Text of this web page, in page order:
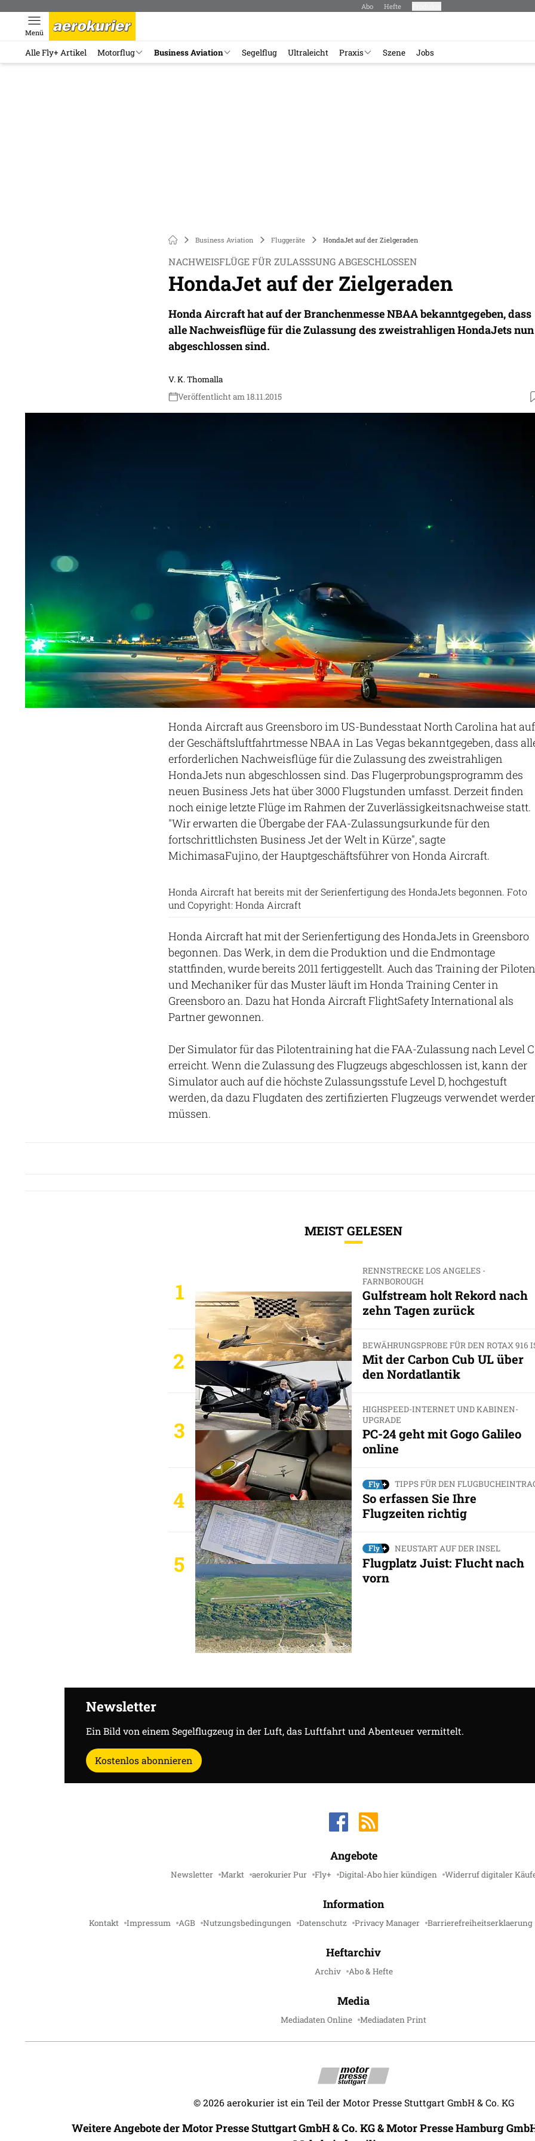
Abo Hefte
Menü
Alle Fly+ Artikel Motorflug Business Aviation Segelflug Ultraleicht Praxis Szene Jobs
Business Aviation Fluggeräte HondaJet auf der Zielgeraden
NACHWEISFLÜGE FÜR ZULASSSUNG ABGESCHLOSSEN
HondaJet auf der Zielgeraden
Honda Aircraft hat auf der Branchenmesse NBAA bekanntgegeben, dass
alle Nachweisflüge für die Zulassung des zweistrahligen HondaJets nun
abgeschlossen sind.
V. K. Thomalla
Veröffentlicht am 18.11.2015
Honda Aircraft aus Greensboro im US-Bundesstaat North Carolina hat auf
der Geschäftsluftfahrtmesse NBAA in Las Vegas bekanntgegeben, dass
erforderlichen Nachweisflüge für die Zulassung des zweistrahligen
HondaJets nun abgeschlossen sind. Das Flugerprobungsprogramm des
neuen Business Jets hat über 3000 Flugstunden umfasst. Derzeit finden
noch einige letzte Flüge im Rahmen der Zuverlässigkeitsnachweise statt.
"Wir erwarten die Übergabe der FAA-Zulassungsurkunde für den
fortschrittlichsten Business Jet der Welt in Kürze", sagte
MichimasaFujino, der Hauptgeschäftsführer von Honda Aircraft.
Honda Aircraft hat bereits mit der Serienfertigung des HondaJets begonnen. Foto
und Copyright: Honda Aircraft
Honda Aircraft hat mit der Serienfertigung des HondaJets in Greensboro
begonnen. Das Werk, in dem die Produktion und die Endmontage
stattfinden, wurde bereits 2011 fertiggestellt. Auch das Training der Piloten
und Mechaniker für das Muster läuft im Honda Training Center in
Greensboro an. Dazu hat Honda Aircraft FlightSafety International als
Partner gewonnen.
Der Simulator für das Pilotentraining hat die FAA-Zulassung nach Level C
erreicht. Wenn die Zulassung des Flugzeugs abgeschlossen ist, kann der
Simulator auch auf die höchste Zulassungsstufe Level D, hochgestuft
werden, da dazu Flugdaten des zertifizierten Flugzeugs verwendet
müssen.
MEIST GELESEN
1
RENNSTRECKE LOS ANGELES -
FARNBOROUGH
Gulfstream holt Rekord nach
zehn Tagen zurück
2
BEWÄHRUNGSPROBE FÜR DEN ROTAX 916
Mit der Carbon Cub UL über
den Nordatlantik
3
HIGHSPEED-INTERNET UND KABINEN-
UPGRADE
PC-24 geht mit Gogo Galileo
online
4
TIPPS FÜR DEN
So erfassen Sie Ihre
Flugzeiten richtig
5
NEUSTART AUF DER INSEL
Flugplatz Juist: Flucht nach
vorn
Newsletter
Ein Bild von einem Segelflugzeug in der Luft, das Luftfahrt und Abenteuer vermittelt.
Kostenlos abonnieren
Angebote
Newsletter Markt aerokurier Pur Fly+ Digital-Abo hier kündigen Widerruf digitaler
Information
Kontakt Impressum AGB Nutzungsbedingungen Datenschutz Privacy Manager Barrierefreiheitserklaerung
Heftarchiv
Archiv Abo & Hefte
Media
Mediadaten Online Mediadaten Print
©2026 aerokurier ist ein Teil der Motor Presse Stuttgart GmbH & Co. KG
Weitere Angebote der Motor Presse Stuttgart GmbH & Co. KG & Motor Presse Hamburg